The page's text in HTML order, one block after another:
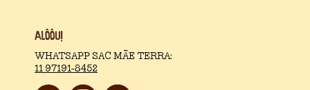
Alôôu!
WHATSAPP SAC MÃE TERRA:
11 97191-8452